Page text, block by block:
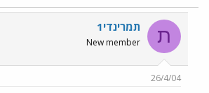
ת תמרינדי1
New member
26/4/04